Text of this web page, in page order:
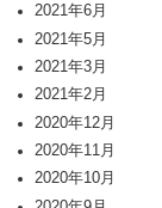
2021年6月
2021年5月
2021年3月
2021年2月
2020年12月
2020年11月
2020年10月